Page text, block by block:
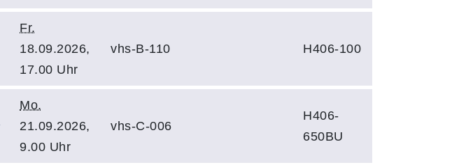
Fr.
18.09.2026,
17.00 Uhr
vhs-B-110 H406-100
Mo.
21.09.2026,
9.00 Uhr
vhs-C-006
H406-
650BU